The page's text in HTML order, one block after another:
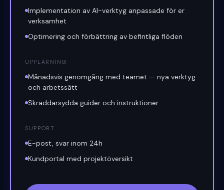
Implementation av AI-verktyg anpassade för er
verksamhet
Optimering och förbättring av befintliga flöden
UPPLÄRNING
Månadsvis genomgång med teamet — nya verktyg
och arbetssätt
Skräddarsydda guider och instruktioner
SUPPORT
E-post, svar inom 24h
Kundportal med projektöversikt